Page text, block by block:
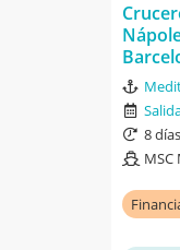
8
MSC